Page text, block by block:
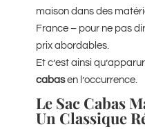
maison dans des
France – pour ne pas
prix abordables.
Et c’est ainsi
cabasen l’occurrence.
Le Sac Cabas
Un Classique